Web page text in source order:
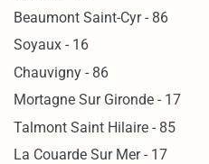
Beaumont Saint-Cyr - 86
Soyaux - 16
Chauvigny - 86
Mortagne Sur Gironde - 17
Talmont Saint Hilaire - 85
La Couarde Sur Mer - 17